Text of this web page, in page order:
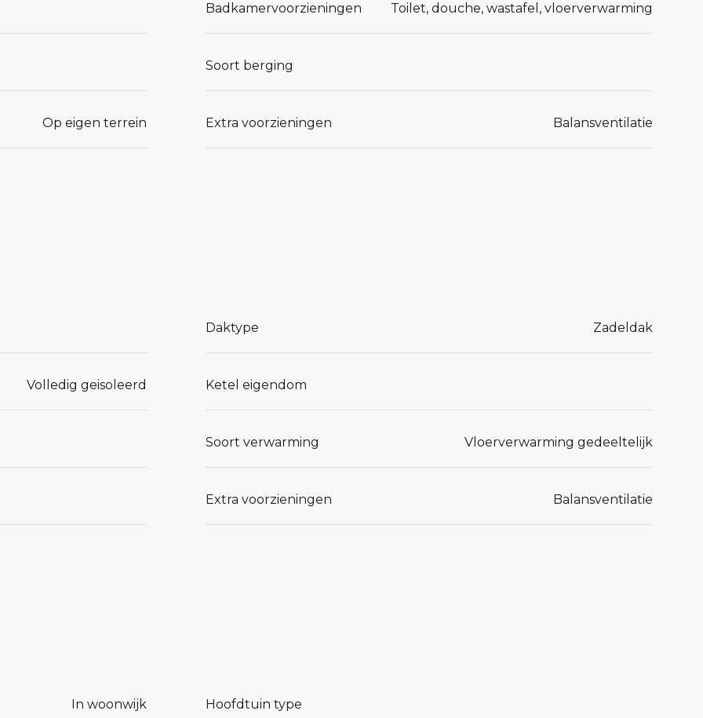
Badkamervoorzieningen Toilet, douche, wastafel, vloerverwarming
Soort berging
Op eigen terrein Extra voorzieningen Balansventilatie
Daktype Zadeldak
Volledig geisoleerd Ketel eigendom
Soort verwarming Vloerverwarming gedeeltelijk
Extra voorzieningen Balansventilatie
In woonwijk Hoofdtuin type